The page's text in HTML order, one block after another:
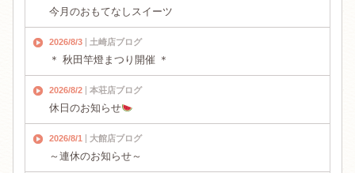
今月のおもてなしスイーツ
2026/8/3 土崎店ブログ
＊ 秋田竿燈まつり開催 ＊
2026/8/2 本荘店ブログ
休日のお知らせ
2026/8/1 大館店ブログ
～連休のお知らせ～